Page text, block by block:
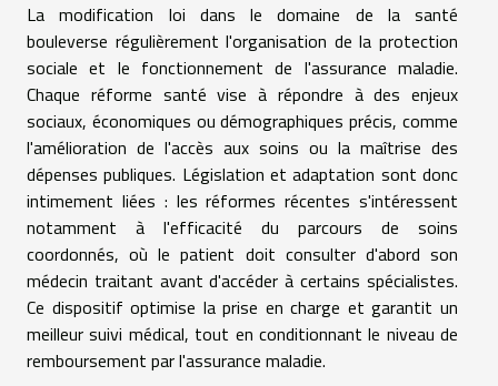
La modification loi dans le domaine de la santé
bouleverse régulièrement l'organisation de la protection
sociale et le fonctionnement de l'assurance maladie.
Chaque réforme santé vise à répondre à des enjeux
sociaux, économiques ou démographiques précis, comme
l'amélioration de l'accès aux soins ou la maîtrise des
dépenses publiques. Législation et adaptation sont donc
intimement liées : les réformes récentes s'intéressent
notamment à l'efficacité du parcours de soins
coordonnés, où le patient doit consulter d'abord son
médecin traitant avant d'accéder à certains spécialistes.
Ce dispositif optimise la prise en charge et garantit un
meilleur suivi médical, tout en conditionnant le niveau de
remboursement par l'assurance maladie.